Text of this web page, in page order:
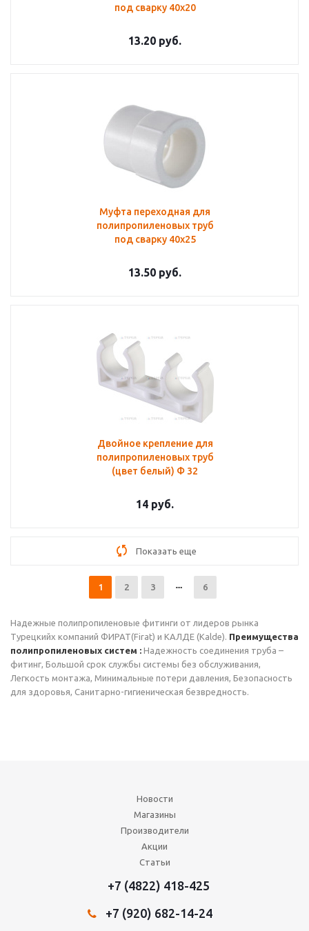
под сварку 40х20
13.20 руб.
Муфта переходная для
полипропиленовых труб
под сварку 40х25
13.50 руб.
Двойное крепление для
полипропиленовых труб
(цвет белый) Ф 32
14 руб.
Показать еще
1 2 3 6
Надежные полипропиленовые фитинги от лидеров рынка
Турецкийх компаний ФИРАТ(Firat) и KАЛДЕ (Kalde). Преимущества
полипропиленовых систем : Надежность соединения труба –
фитинг, Большой срок службы системы без обслуживания,
Легкость монтажа, Минимальные потери давления, Безопасность
для здоровья, Санитарно-гигиеническая безвредность.
Новости
Магазины
Производители
Акции
Статьи
+7 (4822) 418-425
+7 (920) 682-14-24